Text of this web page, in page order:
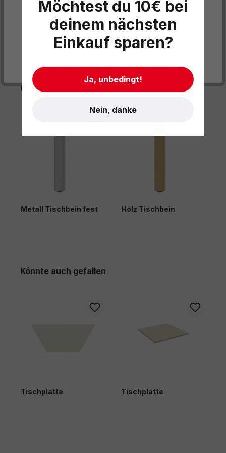
Informationen und Hinweise
Produktgalerie überspringen
Gleich mitbestellen
Metall Tischbein fest Holz Tischbein
Produktgalerie überspringen
Könnte auch gefallen
Tischplatte Tischplatte
Datenschutzeinstellungen
Cookies akzeptieren
- Impressum - AGB - Datenschutz
Möchtest du 10€ bei
deinem nächsten
Einkauf sparen?
Ja, unbedingt!
Nein, danke